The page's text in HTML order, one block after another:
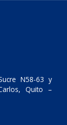
N58-63 y
Quito –